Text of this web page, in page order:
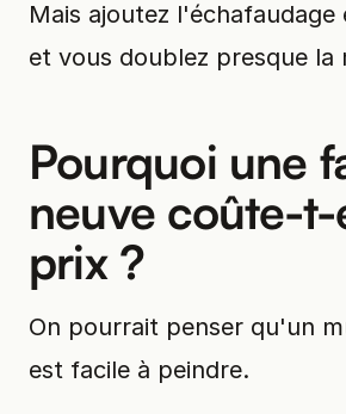
Mais ajoutez l'échafaudage
et vous doublez presque la
Pourquoi une
neuve coûte-
prix ?
On pourrait penser qu'un
est facile à peindre.